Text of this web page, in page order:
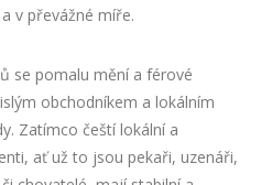
v převážné míře.
se pomalu mění a férové
obchodníkem a lokálním
Zatímco čeští lokální a
ať už to jsou pekaři, uzenáři,